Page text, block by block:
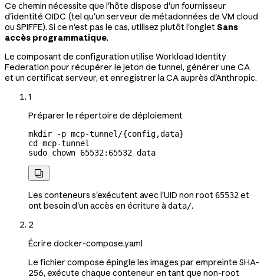
Ce chemin nécessite que l'hôte dispose d'un fournisseur
d'identité OIDC (tel qu'un serveur de métadonnées de VM cloud
ou SPIFFE). Si ce n'est pas le cas, utilisez plutôt l'ongletSans
accès programmatique.
Le composant de configuration utilise Workload Identity
Federation pour récupérer le jeton de tunnel, générer une CA
et un certificat serveur, et enregistrer la CA auprès d'Anthropic.
1
Préparer le répertoire de déploiement
mkdir -p mcp-tunnel/{config,data}
cd
mcp-tunnel
sudo chown 65532:65532 data

Les conteneurs s'exécutent avec l'UID non root 65532et
ont besoin d'un accès en écriture àdata/.
2
Écrire docker-compose.yaml
Le fichier compose épingle les images par empreinte SHA-
256, exécute chaque conteneur en tant que non-root